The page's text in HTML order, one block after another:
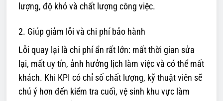
lượng, độ khó và chất lượng công việc.
2. Giúp giảm lỗi và chi phí bảo hành
Lỗi quay lại là chi phí ẩn rất lớn: mất thời gian sửa
lại, mất uy tín, ảnh hưởng lịch làm việc và có thể mất
khách. Khi KPI có chỉ số chất lượng, kỹ thuật viên sẽ
chú ý hơn đến kiểm tra cuối, vệ sinh khu vực làm